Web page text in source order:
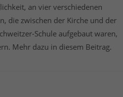
an vier verschiedenen
die zwischen der Kirche und der
Schule aufgebaut waren,
Mehr dazu in diesem Beitrag.